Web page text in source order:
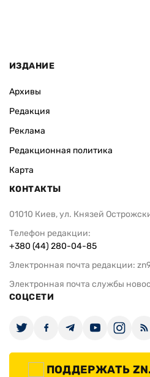
ИЗДАНИЕ
Архивы
Редакция
Реклама
Редакционная политика
Карта
КОНТАКТЫ
01010 Киев, ул. Князей
Телефон редакции:
+380 (44) 280-04-85
Электронная почта редакции:
Электронная почта службы
СОЦСЕТИ
ПОДДЕРЖАТЬ